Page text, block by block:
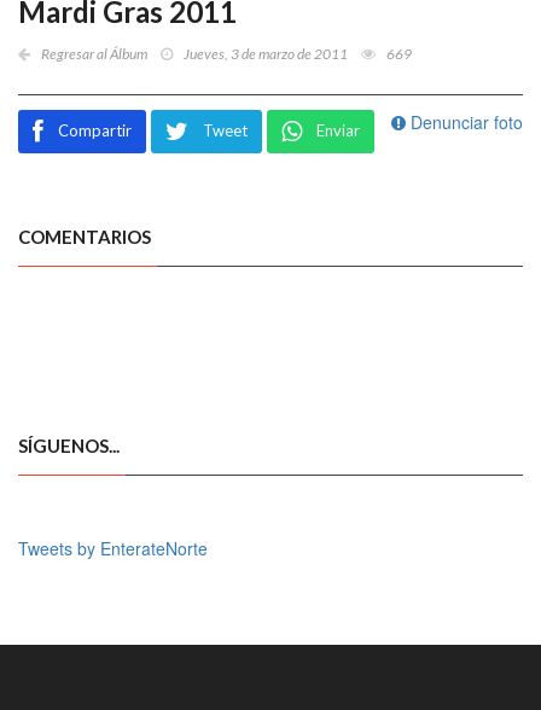
Mardi Gras 2011
Regresar al Álbum Jueves, 3 de marzo de 2011 669
Denunciar foto
Compartir Tweet Enviar
COMENTARIOS
SÍGUENOS...
Tweets by EnterateNorte